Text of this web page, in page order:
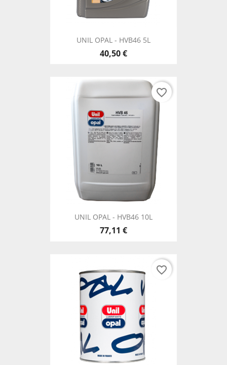
UNIL OPAL - HVB46 5L
40,50 €
UNIL OPAL - HVB46 10L
77,11 €
favorite_border
favorite_border